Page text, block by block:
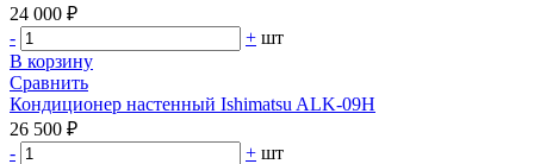
24 000 ₽
-
+ шт
В корзину
Сравнить
Кондиционер настенный Ishimatsu ALK-09H
26 500 ₽
-
+ шт